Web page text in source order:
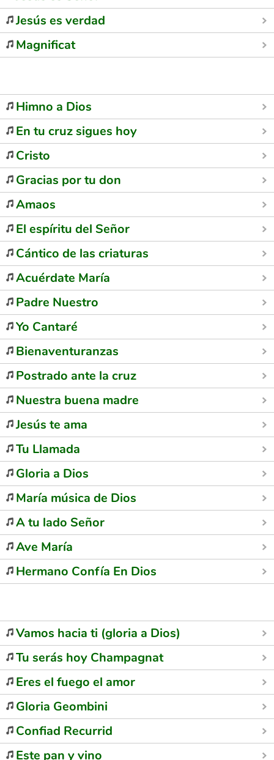
Jesús es verdad
Magnificat
Himno a Dios
En tu cruz sigues hoy
Cristo
Gracias por tu don
Amaos
El espíritu del Señor
Cántico de las criaturas
Acuérdate María
Padre Nuestro
Yo Cantaré
Bienaventuranzas
Postrado ante la cruz
Nuestra buena madre
Jesús te ama
Tu Llamada
Gloria a Dios
María música de Dios
A tu lado Señor
Ave María
Hermano Confía En Dios
Vamos hacia ti (gloria a Dios)
Tu serás hoy Champagnat
Eres el fuego el amor
Gloria Geombini
Confiad Recurrid
Este pan y vino